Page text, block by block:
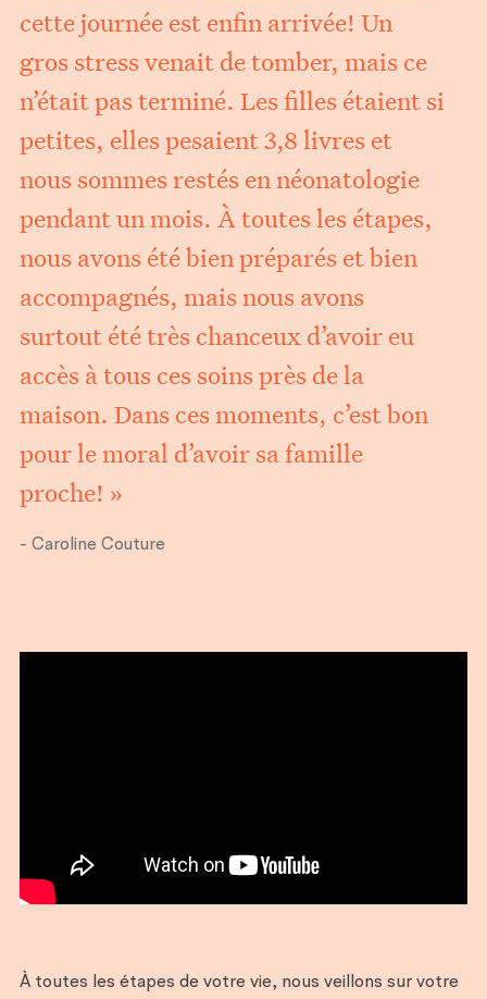
cette journée est enfin arrivée! Un
gros stress venait de tomber, mais ce
n’était pas terminé. Les filles étaient si
petites, elles pesaient 3,8 livres et
nous sommes restés en néonatologie
pendant un mois. À toutes les étapes,
nous avons été bien préparés et bien
accompagnés, mais nous avons
surtout été très chanceux d’avoir eu
accès à tous ces soins près de la
maison. Dans ces moments, c’est bon
pour le moral d’avoir sa famille
proche! »
- Caroline Couture
À toutes les étapes de votre vie, nous veillons sur votre